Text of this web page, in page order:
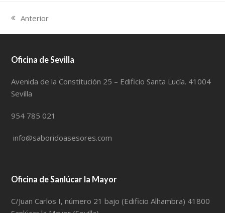
previous
post:
Anterior
Oficina de Sevilla
Avenida de la Constitución 25 – Edificio Santa Lucía. 41004
Sevilla
954 785 021
info@saboridoasesores.com
Oficina de Sanlúcar la Mayor
C/Juan Carlos I, número 21 bajo (Edificio Alhambra) 41800